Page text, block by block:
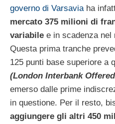
governo di Varsavia ha
mercato 375 milioni di
variabile e in scadenza nel
Questa prima tranche
125 punti base superiore a
(London Interbank
emerso dalle prime
in questione. Per il resto,
aggiungere gli altri 450